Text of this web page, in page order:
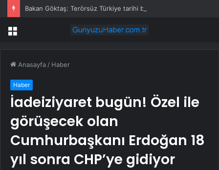
Bakan Göktaş: Terörsüz Türkiye tarihi bir adımdır
Menü
Anasayfa / Haber
Haber
İadeiziyaret bugün! Özel ile
görüşecek olan
Cumhurbaşkanı Erdoğan 18
yıl sonra CHP’ye gidiyor